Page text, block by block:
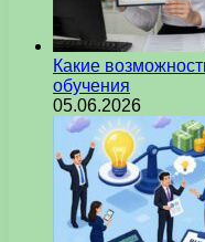
Какие
обучения
05.06.2026